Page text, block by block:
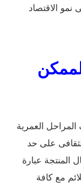
نمو الاقتصاد
المراحل العمرية
على حد
عبارة
مع كافة